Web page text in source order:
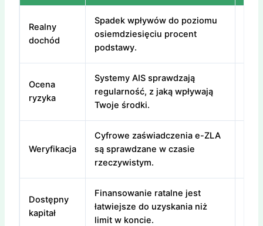
Realny
dochód
Spadek wpływów do poziomu
osiemdziesięciu procent
podstawy.
Ocena
ryzyka
Systemy AIS sprawdzają
regularność, z jaką wpływają
Twoje środki.
Weryfikacja
Cyfrowe zaświadczenia e-ZLA
są sprawdzane w czasie
rzeczywistym.
Dostępny
kapitał
Finansowanie ratalne jest
łatwiejsze do uzyskania niż
limit w koncie.